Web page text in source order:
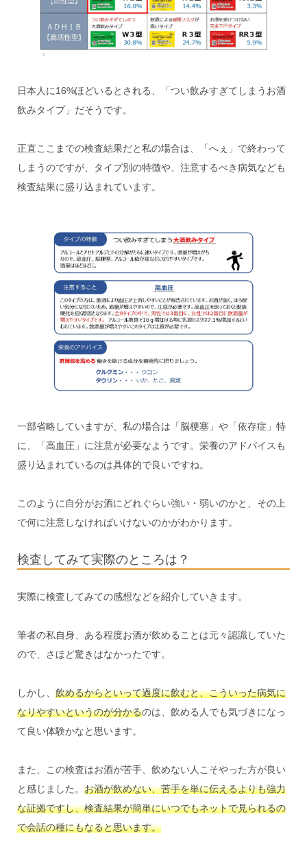
日本人に16%ほどいるとされる、「つい飲みすぎてしまうお酒
飲みタイプ」だそうです。
正直ここまでの検査結果だと私の場合は、「へぇ」で終わって
しまうのですが、タイプ別の特徴や、注意するべき病気なども
検査結果に盛り込まれています。
一部省略していますが、私の場合は「脳梗塞」や「依存症」特
に、「高血圧」に注意が必要なようです。栄養のアドバイスも
盛り込まれているのは具体的で良いですね。
このように自分がお酒にどれぐらい強い・弱いのかと、その上
で何に注意しなければいけないのかがわかります。
検査してみて実際のところは？
実際に検査してみての感想などを紹介していきます。
筆者の私自身、ある程度お酒が飲めることは元々認識していた
ので、さほど驚きはなかったです。
しかし、 飲めるからといって過度に飲むと、こういった病気に
なりやすいというのが分かるのは、飲める人でも気づきになっ
て良い体験かなと思います。
また、この検査はお酒が苦手、飲めない人こそやった方が良い
と感じました。 お酒が飲めない、苦手を単に伝えるよりも強力
な証拠ですし、検査結果が簡単にいつでもネットで見られるの
で会話の種にもなると思います。